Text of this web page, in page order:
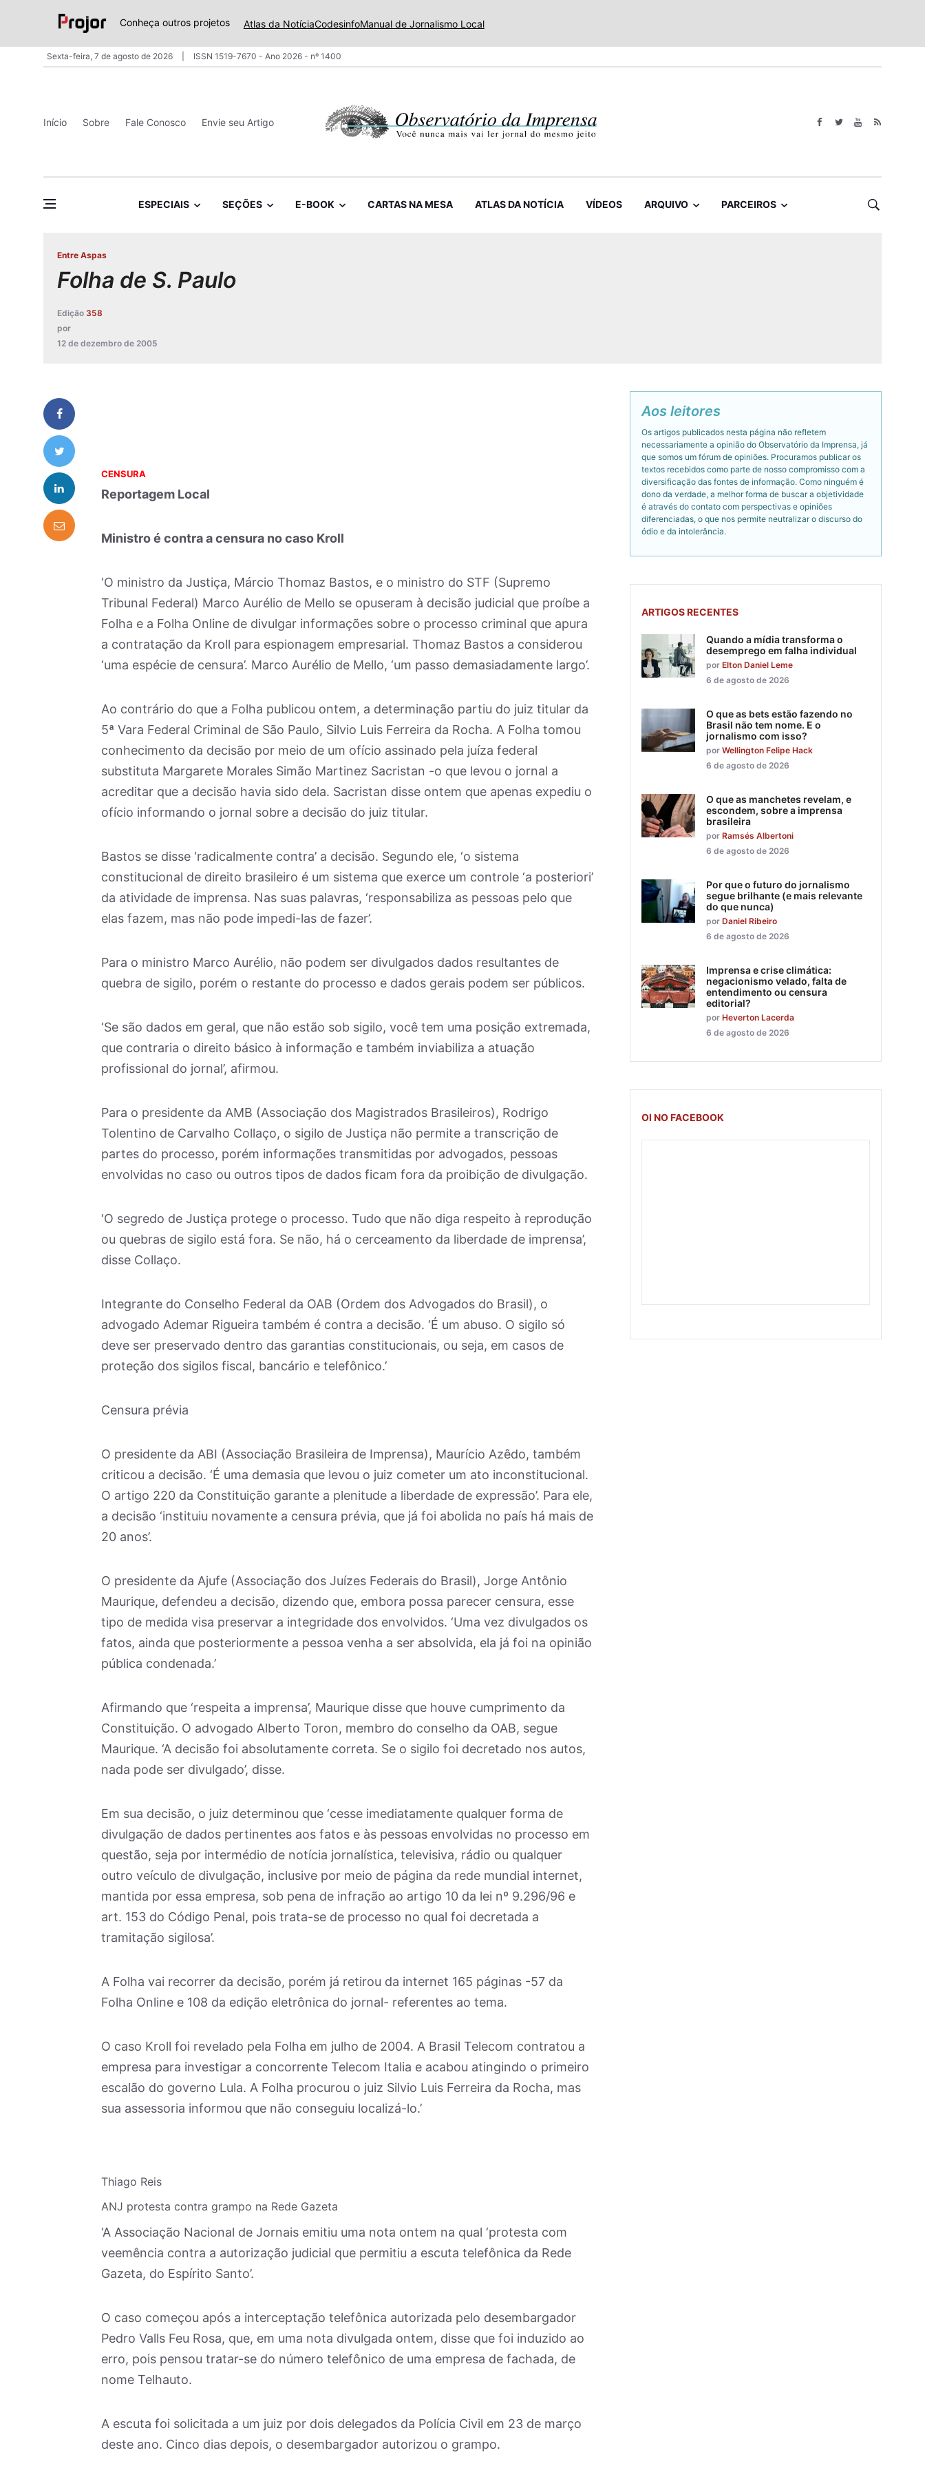
Conheça outros projetos Atlas da NotíciaCodesinfoManual de Jornalismo Local
Sexta-feira, 7 de agosto de 2026 ISSN 1519-7670 - Ano 2026 - nº 1400
Início Sobre Fale Conosco Envie seu Artigo
ESPECIAIS SEÇÕES E-BOOK CARTAS NA MESA ATLAS DA NOTÍCIA VÍDEOS ARQUIVO PARCEIROS
Entre Aspas
Folha de S. Paulo
Edição 358
por
12 de dezembro de 2005
CENSURA
Reportagem Local
Ministro é contra a censura no caso Kroll
‘O ministro da Justiça, Márcio Thomaz Bastos, e o ministro do STF (Supremo
Tribunal Federal) Marco Aurélio de Mello se opuseram à decisão judicial que proíbe a
Folha e a Folha Online de divulgar informações sobre o processo criminal que apura
a contratação da Kroll para espionagem empresarial. Thomaz Bastos a considerou
‘uma espécie de censura’. Marco Aurélio de Mello, ‘um passo demasiadamente largo’.
Ao contrário do que a Folha publicou ontem, a determinação partiu do juiz titular da
5ª Vara Federal Criminal de São Paulo, Silvio Luis Ferreira da Rocha. A Folha tomou
conhecimento da decisão por meio de um ofício assinado pela juíza federal
substituta Margarete Morales Simão Martinez Sacristan -o que levou o jornal a
acreditar que a decisão havia sido dela. Sacristan disse ontem que apenas expediu o
ofício informando o jornal sobre a decisão do juiz titular.
Bastos se disse ‘radicalmente contra’ a decisão. Segundo ele, ‘o sistema
constitucional de direito brasileiro é um sistema que exerce um controle ‘a posteriori’
da atividade de imprensa. Nas suas palavras, ‘responsabiliza as pessoas pelo que
elas fazem, mas não pode impedi-las de fazer’.
Para o ministro Marco Aurélio, não podem ser divulgados dados resultantes de
quebra de sigilo, porém o restante do processo e dados gerais podem ser públicos.
‘Se são dados em geral, que não estão sob sigilo, você tem uma posição extremada,
que contraria o direito básico à informação e também inviabiliza a atuação
profissional do jornal’, afirmou.
Para o presidente da AMB (Associação dos Magistrados Brasileiros), Rodrigo
Tolentino de Carvalho Collaço, o sigilo de Justiça não permite a transcrição de
partes do processo, porém informações transmitidas por advogados, pessoas
envolvidas no caso ou outros tipos de dados ficam fora da proibição de divulgação.
‘O segredo de Justiça protege o processo. Tudo que não diga respeito à reprodução
ou quebras de sigilo está fora. Se não, há o cerceamento da liberdade de imprensa’,
disse Collaço.
Integrante do Conselho Federal da OAB (Ordem dos Advogados do Brasil), o
advogado Ademar Rigueira também é contra a decisão. ‘É um abuso. O sigilo só
deve ser preservado dentro das garantias constitucionais, ou seja, em casos de
proteção dos sigilos fiscal, bancário e telefônico.’
Censura prévia
O presidente da ABI (Associação Brasileira de Imprensa), Maurício Azêdo, também
criticou a decisão. ‘É uma demasia que levou o juiz cometer um ato inconstitucional.
O artigo 220 da Constituição garante a plenitude a liberdade de expressão’. Para ele,
a decisão ‘instituiu novamente a censura prévia, que já foi abolida no país há mais de
20 anos’.
O presidente da Ajufe (Associação dos Juízes Federais do Brasil), Jorge Antônio
Maurique, defendeu a decisão, dizendo que, embora possa parecer censura, esse
tipo de medida visa preservar a integridade dos envolvidos. ‘Uma vez divulgados os
fatos, ainda que posteriormente a pessoa venha a ser absolvida, ela já foi na opinião
pública condenada.’
Afirmando que ‘respeita a imprensa’, Maurique disse que houve cumprimento da
Constituição. O advogado Alberto Toron, membro do conselho da OAB, segue
Maurique. ‘A decisão foi absolutamente correta. Se o sigilo foi decretado nos autos,
nada pode ser divulgado’, disse.
Em sua decisão, o juiz determinou que ‘cesse imediatamente qualquer forma de
divulgação de dados pertinentes aos fatos e às pessoas envolvidas no processo em
questão, seja por intermédio de notícia jornalística, televisiva, rádio ou qualquer
outro veículo de divulgação, inclusive por meio de página da rede mundial internet,
mantida por essa empresa, sob pena de infração ao artigo 10 da lei nº 9.296/96 e
art. 153 do Código Penal, pois trata-se de processo no qual foi decretada a
tramitação sigilosa’.
A Folha vai recorrer da decisão, porém já retirou da internet 165 páginas -57 da
Folha Online e 108 da edição eletrônica do jornal- referentes ao tema.
O caso Kroll foi revelado pela Folha em julho de 2004. A Brasil Telecom contratou a
empresa para investigar a concorrente Telecom Italia e acabou atingindo o primeiro
escalão do governo Lula. A Folha procurou o juiz Silvio Luis Ferreira da Rocha, mas
sua assessoria informou que não conseguiu localizá-lo.’
Thiago Reis
ANJ protesta contra grampo na Rede Gazeta
‘A Associação Nacional de Jornais emitiu uma nota ontem na qual ‘protesta com
veemência contra a autorização judicial que permitiu a escuta telefônica da Rede
Gazeta, do Espírito Santo’.
O caso começou após a interceptação telefônica autorizada pelo desembargador
Pedro Valls Feu Rosa, que, em uma nota divulgada ontem, disse que foi induzido ao
erro, pois pensou tratar-se do número telefônico de uma empresa de fachada, de
nome Telhauto.
A escuta foi solicitada a um juiz por dois delegados da Polícia Civil em 23 de março
deste ano. Cinco dias depois, o desembargador autorizou o grampo.
Aos leitores
Os artigos publicados nesta página não refletem
necessariamente a opinião do Observatório da Imprensa, já
que somos um fórum de opiniões. Procuramos publicar os
textos recebidos como parte de nosso compromisso com a
diversificação das fontes de informação. Como ninguém é
dono da verdade, a melhor forma de buscar a objetividade
é através do contato com perspectivas e opiniões
diferenciadas, o que nos permite neutralizar o discurso do
ódio e da intolerância.
ARTIGOS RECENTES
Quando a mídia transforma o
desemprego em falha individual
por Elton Daniel Leme
6 de agosto de 2026
O que as bets estão fazendo no
Brasil não tem nome. E o
jornalismo com isso?
por Wellington Felipe Hack
6 de agosto de 2026
O que as manchetes revelam, e
escondem, sobre a imprensa
brasileira
por Ramsés Albertoni
6 de agosto de 2026
Por que o futuro do jornalismo
segue brilhante (e mais relevante
do que nunca)
por Daniel Ribeiro
6 de agosto de 2026
Imprensa e crise climática:
negacionismo velado, falta de
entendimento ou censura
editorial?
por Heverton Lacerda
6 de agosto de 2026
OI NO FACEBOOK